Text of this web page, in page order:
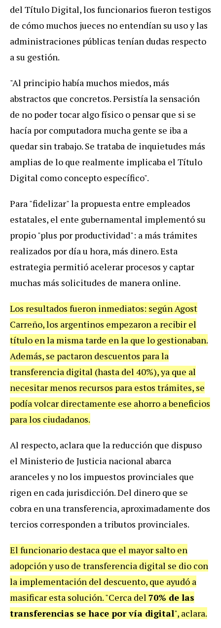
del Título Digital, los funcionarios fueron testigos
de cómo muchos jueces no entendían su uso y las
administraciones públicas tenían dudas respecto
a su gestión.
"Al principio había muchos miedos, más
abstractos que concretos. Persistía la sensación
de no poder tocar algo físico o pensar que si se
hacía por computadora mucha gente se iba a
quedar sin trabajo. Se trataba de inquietudes más
amplias de lo que realmente implicaba el Título
Digital como concepto específico".
Para "fidelizar" la propuesta entre empleados
estatales, el ente gubernamental implementó su
propio "plus por productividad": a más trámites
realizados por día u hora, más dinero. Esta
estrategia permitió acelerar procesos y captar
muchas más solicitudes de manera online.
Los resultados fueron inmediatos: según Agost
Carreño, los argentinos empezaron a recibir el
título en la misma tarde en la que lo gestionaban.
Además, se pactaron descuentos para la
transferencia digital (hasta del 40%), ya que al
necesitar menos recursos para estos trámites, se
podía volcar directamente ese ahorro a beneficios
para los ciudadanos.
Al respecto, aclara que la reducción que dispuso
el Ministerio de Justicia nacional abarca
aranceles y no los impuestos provinciales que
rigen en cada jurisdicción. Del dinero que se
cobra en una transferencia, aproximadamente dos
tercios corresponden a tributos provinciales.
El funcionario destaca que el mayor salto en
adopción y uso de transferencia digital se dio con
la implementación del descuento, que ayudó a
masificar esta solución. "Cerca del 70% de las
transferencias se hace por vía digital", aclara.